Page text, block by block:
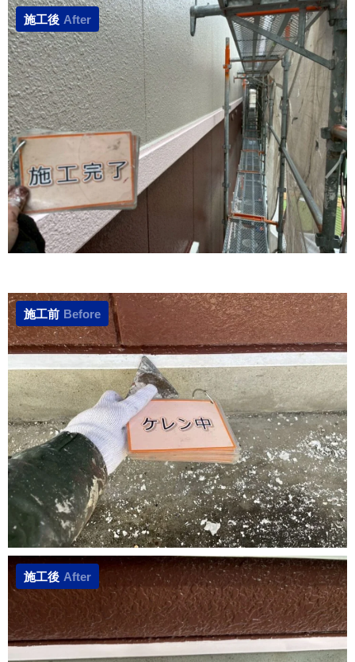
施工後 After
施工前 Before
施工後 After